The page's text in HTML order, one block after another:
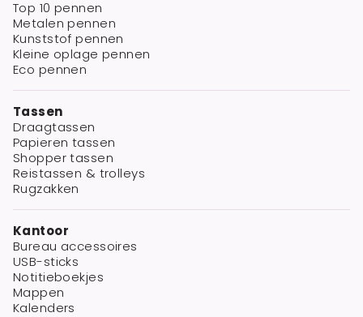
Top 10 pennen
Metalen pennen
Kunststof pennen
Kleine oplage pennen
Eco pennen
Tassen
Draagtassen
Papieren tassen
Shopper tassen
Reistassen & trolleys
Rugzakken
Kantoor
Bureau accessoires
USB-sticks
Notitieboekjes
Mappen
Kalenders